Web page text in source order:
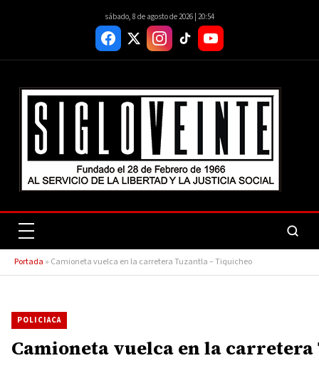
sábado, 8 de agosto de 2026 | 20:54
Portada » Camioneta vuelca en la carretera Tuzantla – Tiquicheo
POLICIACA
Camioneta vuelca en la